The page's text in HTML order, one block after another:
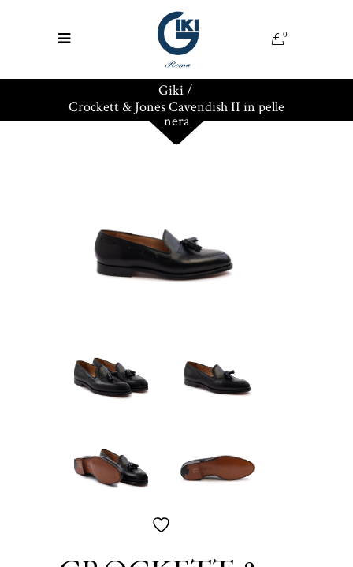
0
Giki/
Crockett & Jones Cavendish II in pelle
nera